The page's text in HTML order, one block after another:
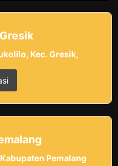
Kec. Gresik,
Pemalang